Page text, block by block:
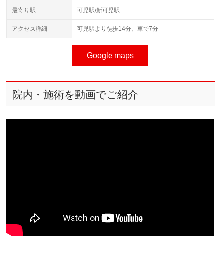
最寄り駅 可児駅/新可児駅
アクセス詳細 可児駅より徒歩14分、車で7分
Google maps
院内・施術を動画でご紹介